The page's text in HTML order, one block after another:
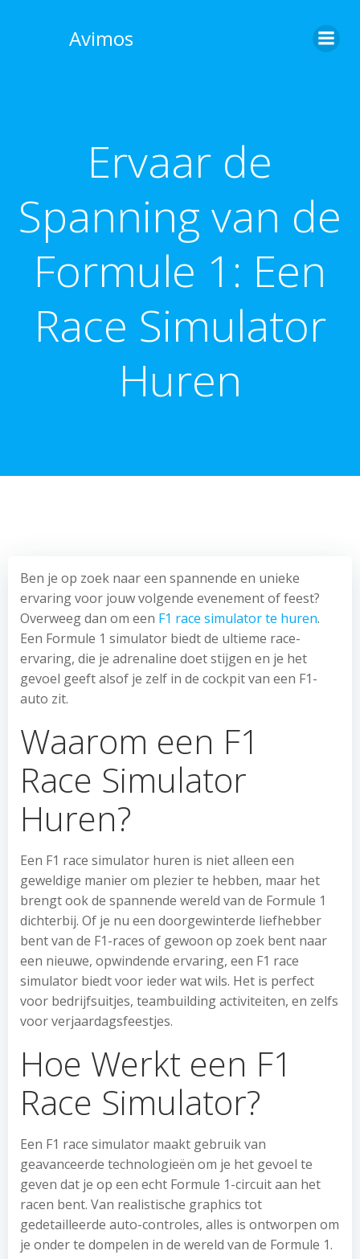
Avimos
Ervaar de
Spanning van de
Formule 1: Een
Race Simulator
Huren
Ben je op zoek naar een spannende en unieke
ervaring voor jouw volgende evenement of feest?
Overweeg dan om een F1 race simulator te huren.
Een Formule 1 simulator biedt de ultieme race-
ervaring, die je adrenaline doet stijgen en je het
gevoel geeft alsof je zelf in de cockpit van een F1-
auto zit.
Waarom een F1
Race Simulator
Huren?
Een F1 race simulator huren is niet alleen een
geweldige manier om plezier te hebben, maar het
brengt ook de spannende wereld van de Formule 1
dichterbij. Of je nu een doorgewinterde liefhebber
bent van de F1-races of gewoon op zoek bent naar
een nieuwe, opwindende ervaring, een F1 race
simulator biedt voor ieder wat wils. Het is perfect
voor bedrijfsuitjes, teambuilding activiteiten, en zelfs
voor verjaardagsfeestjes.
Hoe Werkt een F1
Race Simulator?
Een F1 race simulator maakt gebruik van
geavanceerde technologieën om je het gevoel te
geven dat je op een echt Formule 1-circuit aan het
racen bent. Van realistische graphics tot
gedetailleerde auto-controles, alles is ontworpen om
je onder te dompelen in de wereld van de Formule 1.